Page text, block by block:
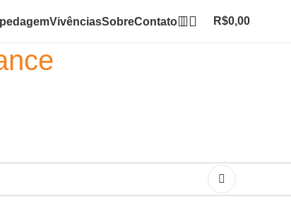
VivênciasSobreContato R$0,00